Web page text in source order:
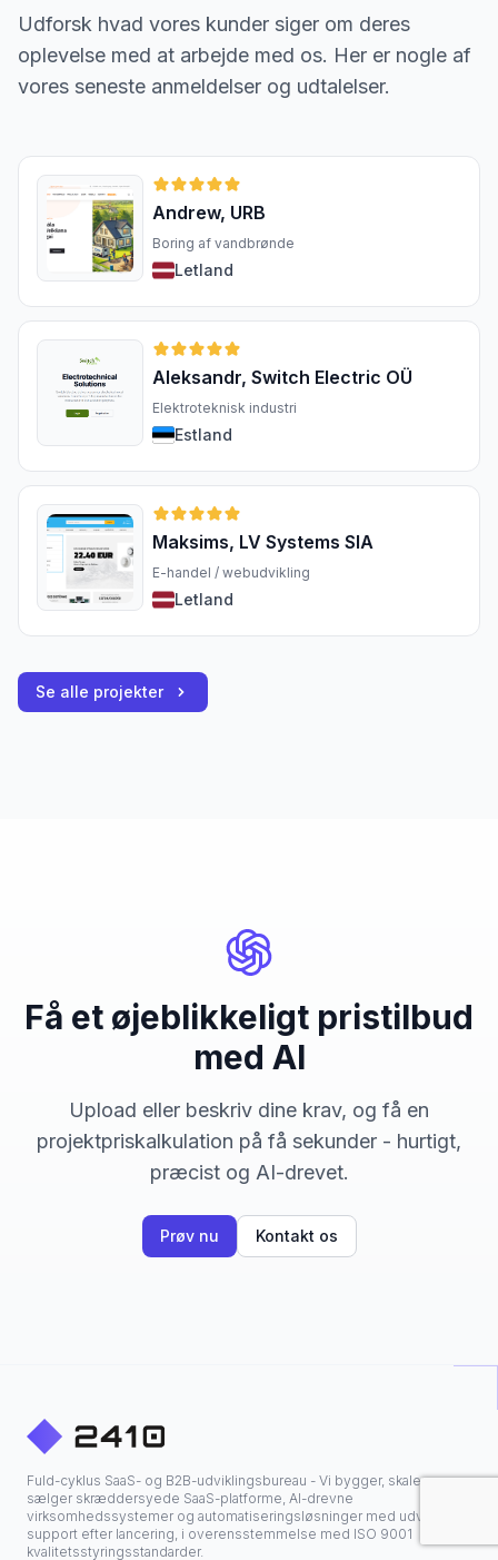
Udforsk hvad vores kunder siger om deres
oplevelse med at arbejde med os. Her er nogle af
vores seneste anmeldelser og udtalelser.
Andrew, URB
Boring af vandbrønde
Letland
Aleksandr, Switch Electric OÜ
Elektroteknisk industri
Estland
Maksims, LV Systems SIA
E-handel / webudvikling
Letland
Se alle projekter
Få et øjeblikkeligt pristilbud
med AI
Upload eller beskriv dine krav, og få en
projektpriskalkulation på få sekunder - hurtigt,
præcist og AI-drevet.
Prøv nu Kontakt os
Fuld-cyklus SaaS- og B2B-udviklingsbureau - Vi bygger, skalerer og
sælger skræddersyede SaaS-platforme, AI-drevne
virksomhedssystemer og automatiseringsløsninger med udvidet
support efter lancering, i overensstemmelse med ISO 9001
kvalitetsstyringsstandarder.